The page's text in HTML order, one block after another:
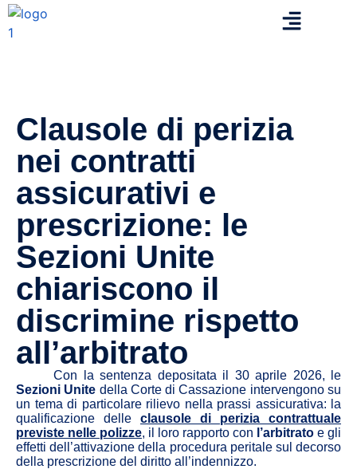
Clausole di perizia
nei contratti
assicurativi e
prescrizione: le
Sezioni Unite
chiariscono il
discrimine rispetto
all’arbitrato
Con la sentenza depositata il 30 aprile 2026, le
Sezioni Unite della Corte di Cassazione intervengono su
un tema di particolare rilievo nella prassi assicurativa: la
qualificazione delle clausole di perizia contrattuale
previste nelle polizze, il loro rapporto con l’arbitrato e gli
effetti dell’attivazione della procedura peritale sul decorso
della prescrizione del diritto all’indennizzo.